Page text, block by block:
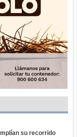
su recorrido